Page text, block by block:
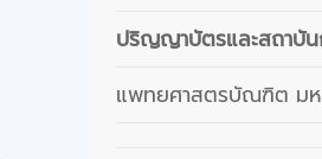
ปริญญาบัตรและสถาบัน
แพทยศาสตรบัณฑิต มห